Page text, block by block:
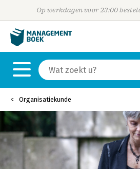
Op werkdagen voor 23:00
Organisatiekunde